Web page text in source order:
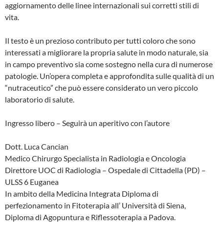
aggiornamento delle linee internazionali sui corretti stili di
vita.
Il testo è un prezioso contributo per tutti coloro che sono
interessati a migliorare la propria salute in modo naturale, sia
in campo preventivo sia come sostegno nella cura di numerose
patologie. Un’opera completa e approfondita sulle qualità di un
“nutraceutico” che può essere considerato un vero piccolo
laboratorio di salute.
Ingresso libero – Seguirà un aperitivo con l’autore
Dott. Luca Cancian
Medico Chirurgo Specialista in Radiologia e Oncologia
Direttore UOC di Radiologia – Ospedale di Cittadella (PD) –
ULSS 6 Euganea
In ambito della Medicina Integrata Diploma di
perfezionamento in Fitoterapia all’ Università di Siena,
Diploma di Agopuntura e Riflessoterapia a Padova.